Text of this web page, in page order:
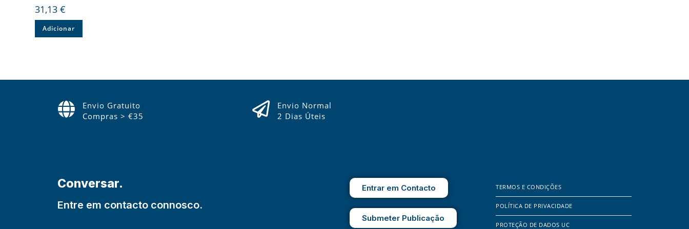
31,13€
Adicionar
Envio Gratuito
Compras > €35
Envio Normal
2 Dias Úteis
Conversar.
Entre em contacto connosco.
Entrar em Contacto
Submeter Publicação
TERMOS E CONDIÇÕES
POLÍTICA DE PRIVACIDADE
PROTEÇÃO DE DADOS UC